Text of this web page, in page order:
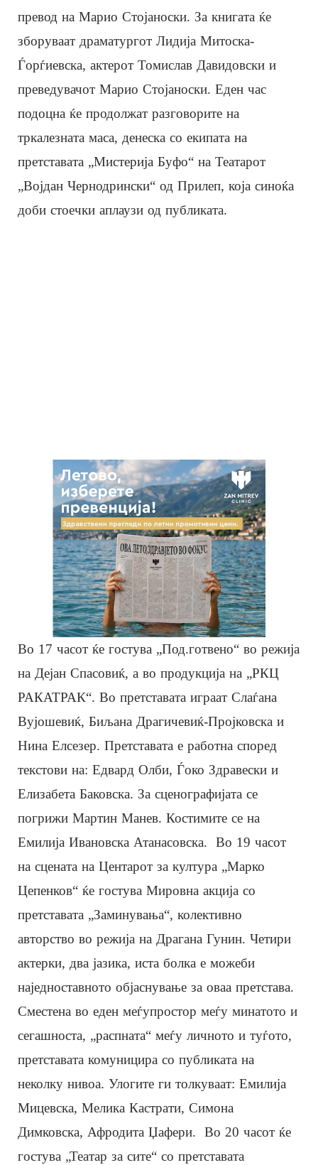
превод на Марио Стојаноски. За книгата ќе
зборуваат драматургот Лидија Митоска-
Ѓорѓиевска, актерот Томислав Давидовски и
преведувачот Марио Стојаноски. Еден час
подоцна ќе продолжат разговорите на
тркалезната маса, денеска со екипата на
претставата „Мистерија Буфо“ на Театарот
„Војдан Чернодрински“ од Прилеп, која синоќа
доби стоечки аплаузи од публиката.
Во 17 часот ќе гостува „Под.готвено“ во режија
на Дејан Спасовиќ, а во продукција на „РКЦ
РАКАТРАК“. Во претставата играат Слаѓана
Вујошевиќ, Биљана Драгичевиќ-Пројковска и
Нина Елсезер. Претставата е работна според
текстови на: Едвард Олби, Ѓоко Здравески и
Елизабета Баковска. За сценографијата се
погрижи Мартин Манев. Костимите се на
Емилија Ивановска Атанасовска. Во 19 часот
на сцената на Центарот за култура „Марко
Цепенков“ ќе гостува Мировна акција со
претставата „Заминувања“, колективно
авторство во режија на Драгана Гунин. Четири
актерки, два јазика, иста болка е можеби
наједноставното објаснување за оваа претстава.
Сместена во еден меѓупростор меѓу минатото и
сегашноста, „распната“ меѓу личното и туѓото,
претставата комуницира со публиката на
неколку нивоа. Улогите ги толкуваат: Емилија
Мицевска, Мелика Кастрати, Симона
Димковска, Афродита Џафери. Во 20 часот ќе
гостува „Театар за сите“ со претставата